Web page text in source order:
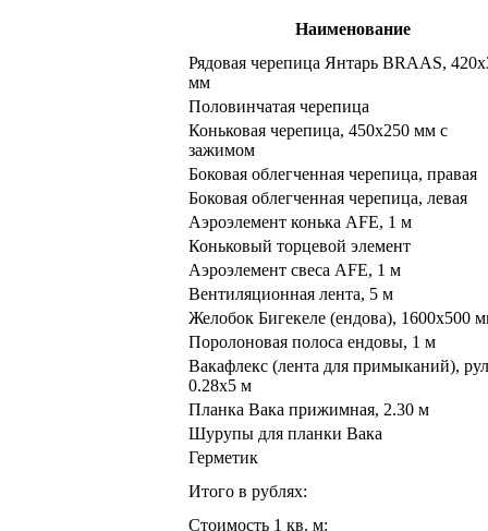
Наименование
Рядовая черепица Янтарь BRAAS,
мм
Половинчатая черепица
Коньковая черепица, 450х250 мм с
зажимом
Боковая облегченная черепица, правая
Боковая облегченная черепица, левая
Аэроэлемент конька AFE, 1 м
Коньковый торцевой элемент
Аэроэлемент свеса AFE, 1 м
Вентиляционная лента, 5 м
Желобок Бигекеле (ендова), 1600х500
Поролоновая полоса ендовы, 1 м
Вакафлекс (лента для примыканий),
0.28х5 м
Планка Вака прижимная, 2.30 м
Шурупы для планки Вака
Герметик
Итого в рублях:
Стоимость 1 кв. м: